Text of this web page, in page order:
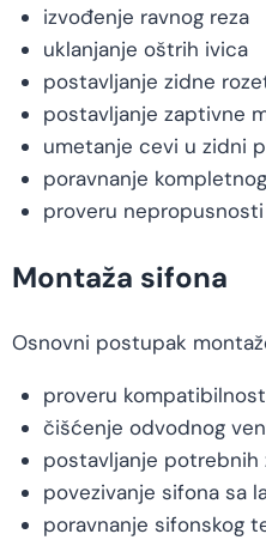
izvođenje ravnog reza
uklanjanje oštrih ivica
postavljanje zidne
postavljanje zaptivne
umetanje cevi u zidni
poravnanje
proveru nepropusnosti
Montaža sifona
Osnovni postupak
proveru
čišćenje odvodnog
postavljanje potrebnih
povezivanje sifona sa
poravnanje sifonskog